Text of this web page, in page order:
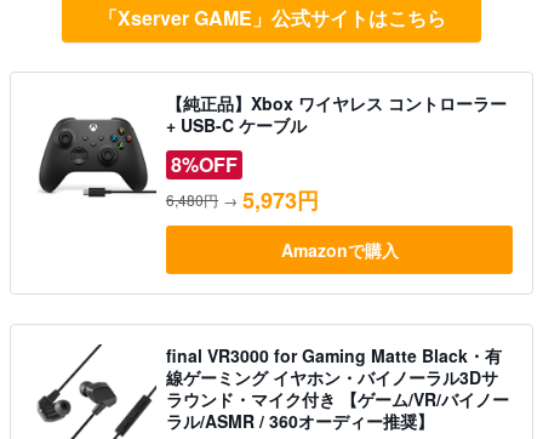
「Xserver GAME」公式サイトはこちら
【純正品】Xbox ワイヤレス コントローラー
+ USB-C ケーブル
8%OFF
6,480円 → 5,973円
Amazonで購入
final VR3000 for Gaming Matte Black・有
線ゲーミング イヤホン・バイノーラル3Dサ
ラウンド・マイク付き 【ゲーム/VR/バイノー
ラル/ASMR / 360オーディー推奨】